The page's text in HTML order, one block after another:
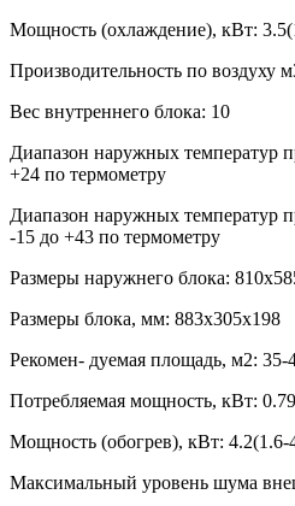
Мощность (охлаждение), кВт:
Производительность по воздуху
Вес внутреннего блока: 10
Диапазон наружных температур
+24 по термометру
Диапазон наружных температур
-15 до +43 по термометру
Размеры наружнего блока:
Размеры блока, мм: 883x305x198
Рекомен- дуемая площадь, м2: 35-
Потребляемая мощность, кВт:
Мощность (обогрев), кВт: 4.2(1.6-
Максимальный уровень шума